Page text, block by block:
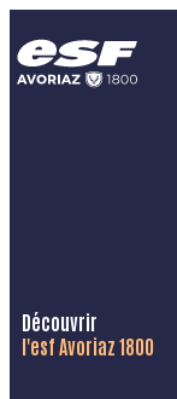
Découvrir
l'esf Avoriaz 1800